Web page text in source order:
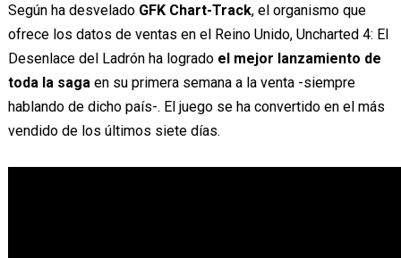
Según ha desvelado GFK Chart-Track, el organismo que
ofrece los datos de ventas en el Reino Unido, Uncharted 4: El
Desenlace del Ladrón ha logrado el mejor lanzamiento de
toda la sagaen su primera semana a la venta -siempre
hablando de dicho país-. El juego se ha convertido en el más
vendido de los últimos siete días.